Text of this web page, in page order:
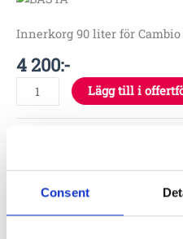
Consent
Innerkorg 90 liter för
4 200:-
Lägg till i